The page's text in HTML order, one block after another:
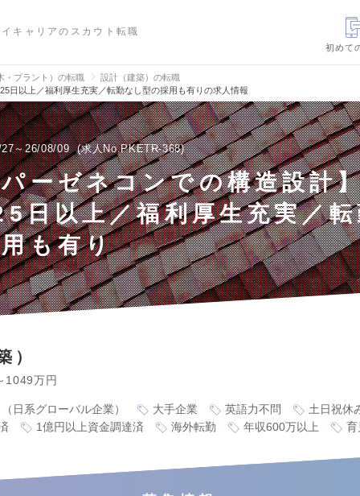
キャリアのスカウト転職
初めて
・プラント）の転職
設計（建築）の転職
日以上／福利厚生充実／転勤なし型の採用も有りの求人情報
～26/08/09 求人No.PKETR-368
ーゼネコンでの構造設計
日以上／福利厚生充実／
も有り
）
1049万円
日系グローバル企業） 大手企業 英語力不問
土日祝休
1億円以上資金調達済 海外転勤 年収600万以上 育